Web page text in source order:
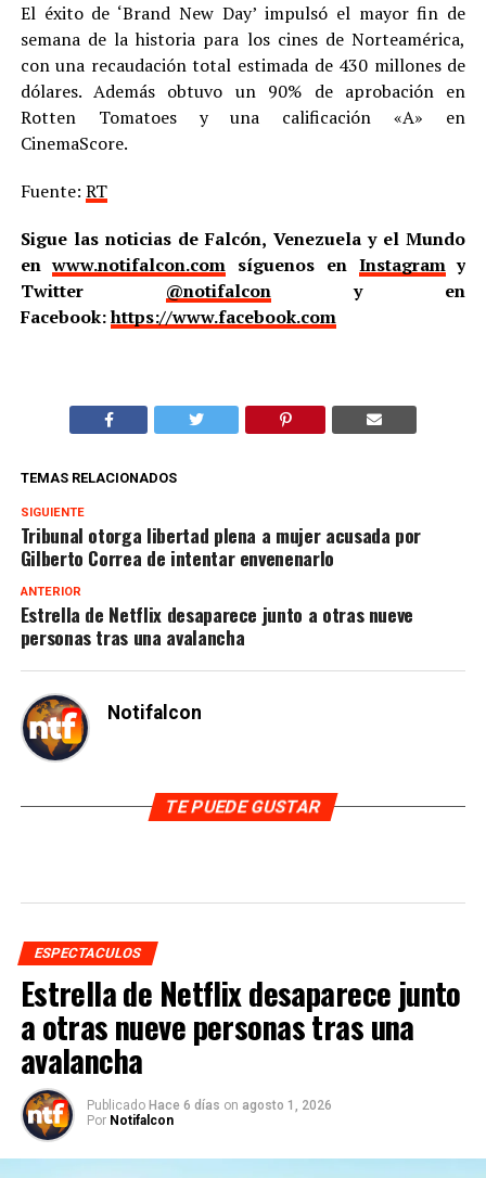
El éxito de ‘Brand New Day’ impulsó el mayor fin de
semana de la historia para los cines de Norteamérica,
con una recaudación total estimada de 430 millones de
dólares. Además obtuvo un 90% de aprobación en
Rotten Tomatoes y una calificación «A» en
CinemaScore.
Fuente: RT
Sigue las noticias de Falcón, Venezuela y el Mundo
enwww.notifalcon.com síguenos en Instagramy
Twitter @notifalcony en
Facebook:https://www.facebook.com
TEMAS RELACIONADOS
SIGUIENTE
Tribunal otorga libertad plena a mujer acusada por
Gilberto Correa de intentar envenenarlo
ANTERIOR
Estrella de Netflix desaparece junto a otras nueve
personas tras una avalancha
Notifalcon
TE PUEDE GUSTAR
ESPECTACULOS
Estrella de Netflix desaparece junto
a otras nueve personas tras una
avalancha
Publicado Hace 6 días on agosto 1, 2026
Por Notifalcon